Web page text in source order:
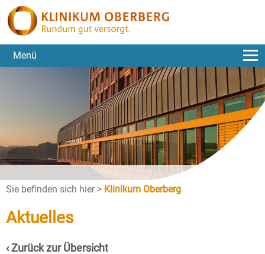
Menü
Sie befinden sich hier > Klinikum Oberberg
Aktuelles
‹ Zurück zur Übersicht